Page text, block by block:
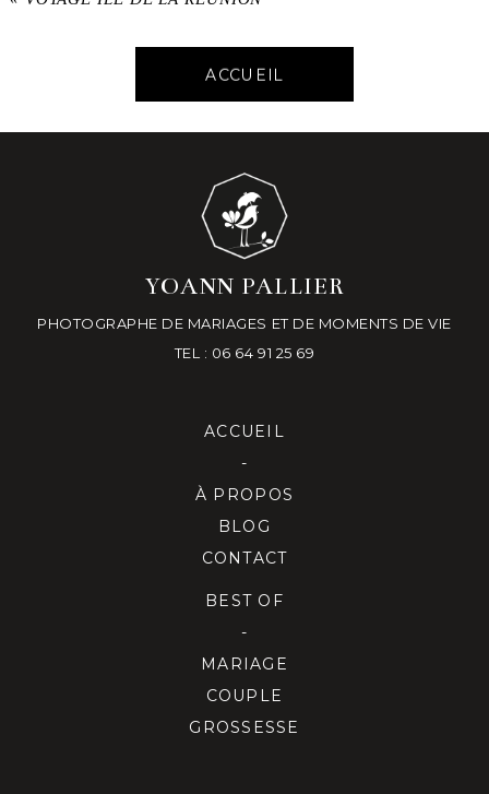
ACCUEIL
YOANN PALLIER
PHOTOGRAPHE DE MARIAGES ET DE MOMENTS DE VIE
TEL : 06 64 91 25 69
ACCUEIL
-
À PROPOS
BLOG
CONTACT
BEST OF
-
MARIAGE
COUPLE
GROSSESSE